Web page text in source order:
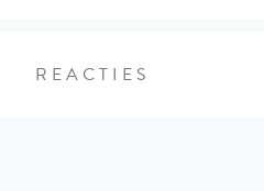
REACTIES